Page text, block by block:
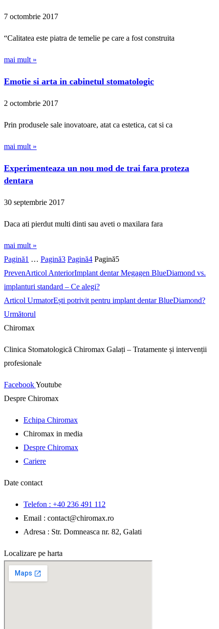
7 octombrie 2017
“Calitatea este piatra de temelie pe care a fost construita
mai mult »
Emotie si arta in cabinetul stomatologic
2 octombrie 2017
Prin produsele sale inovatoare, atat ca estetica, cat si ca
mai mult »
Experimenteaza un nou mod de trai fara proteza
dentara
30 septembrie 2017
Daca ati pierdut multi dinti sau aveti o maxilara fara
mai mult »
Pagină1 … Pagină3 Pagină4 Pagină5
PrevenArticol AnteriorImplant dentar Megagen BlueDiamond vs.
implanturi standard – Ce alegi?
Articol UrmatorEști potrivit pentru implant dentar BlueDiamond?
Următorul
Chiromax
Clinica Stomatologică Chiromax Galați – Tratamente și intervenții
profesionale
FacebookYoutube
Despre Chiromax
Echipa Chiromax
Chiromax in media
Despre Chiromax
Cariere
Date contact
Telefon : +40 236 491 112
Email : contact@chiromax.ro
Adresa : Str. Domneasca nr. 82, Galati
Localizare pe harta